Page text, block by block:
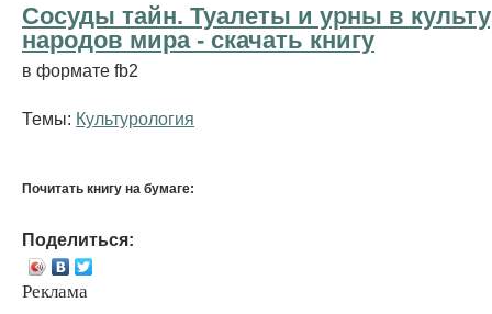
Сосуды тайн. Туалеты и урны в
народов мира - cкачать книгу
в формате fb2
Темы: Культурология
Почитать книгу на бумаге:
Поделиться:
Реклама